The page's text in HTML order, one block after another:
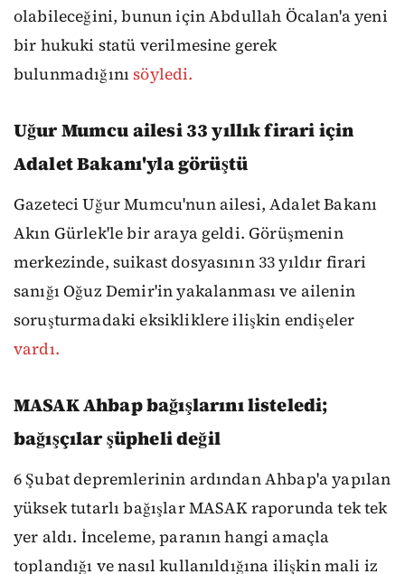
olabileceğini, bunun için Abdullah Öcalan'a yeni
bir hukuki statü verilmesine gerek
bulunmadığınısöyledi.
Uğur Mumcu ailesi 33 yıllık firari için
Adalet Bakanı'yla görüştü
Gazeteci Uğur Mumcu'nun ailesi, Adalet Bakanı
Akın Gürlek'le bir araya geldi. Görüşmenin
merkezinde, suikast dosyasının 33 yıldır firari
sanığı Oğuz Demir'in yakalanması ve ailenin
soruşturmadaki eksikliklere ilişkin endişeler
vardı.
MASAK Ahbap bağışlarını listeledi;
bağışçılar şüpheli değil
6 Şubat depremlerinin ardından Ahbap'a yapılan
yüksek tutarlı bağışlar MASAK raporunda tek tek
yer aldı. İnceleme, paranın hangi amaçla
toplandığı ve nasıl kullanıldığına ilişkin mali iz